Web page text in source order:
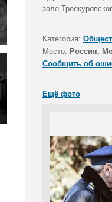
зале
Категория:
Место: Россия,
Сообщить об
Ещё фото